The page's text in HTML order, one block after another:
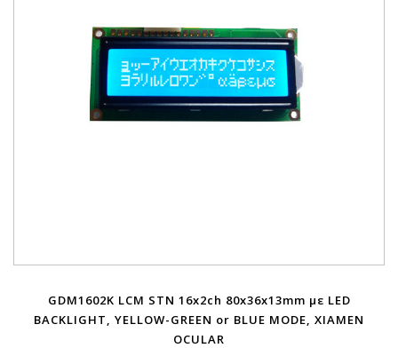
GDM1602K LCM STN 16x2ch 80x36x13mm με LED
BACKLIGHT, YELLOW-GREEN or BLUE MODE, XIAMEN
OCULAR